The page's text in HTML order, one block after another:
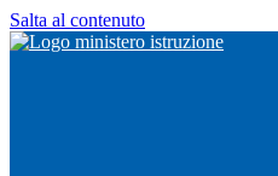
Salta al contenuto